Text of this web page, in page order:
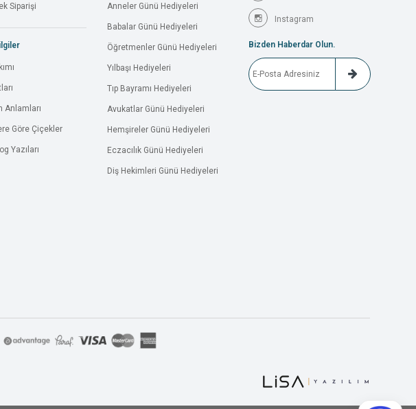
Siparişi
Anlamları
Göre Çiçekler
Yazıları
Anneler Günü Hediyeleri
Babalar Günü Hediyeleri
Öğretmenler Günü Hediyeleri
Yılbaşı Hediyeleri
Tıp Bayramı Hediyeleri
Avukatlar Günü Hediyeleri
Hemşireler Günü Hediyeleri
Eczacılık Günü Hediyeleri
Diş Hekimleri Günü Hediyeleri
Instagram
Bizden Haberdar Olun.